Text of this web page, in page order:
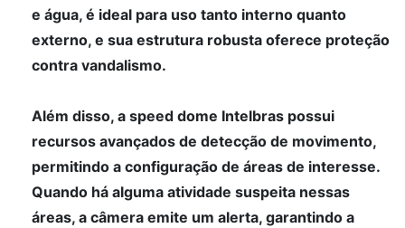
e água, é ideal para uso tanto interno quanto
externo, e sua estrutura robusta oferece proteção
contra vandalismo.
Além disso, a speed dome Intelbras possui
recursos avançados de detecção de movimento,
permitindo a configuração de áreas de interesse.
Quando há alguma atividade suspeita nessas
áreas, a câmera emite um alerta, garantindo a